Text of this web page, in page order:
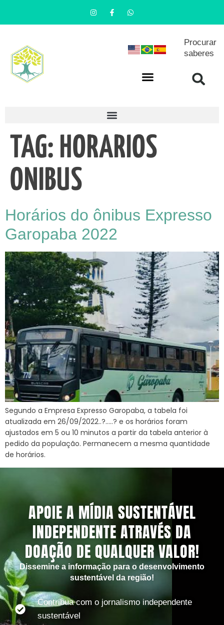
Procurar
saberes
TAG: HORARIOS
ONIBUS
Horários do ônibus Expresso
Garopaba 2022
Segundo a Empresa Expresso Garopaba, a tabela foi
atualizada em 26/09/2022..?…..? e os horários foram
ajustados em 5 ou 10 minutos a partir da tabela anterior à
pedido da população. Permanecem a mesma quantidade
de horários.
APOIE A MÍDIA SUSTENTÁVEL
INDEPENDENTE ATRAVÉS DA
DOAÇÃO DE QUALQUER VALOR!
Dissemine a informação para o desenvolvimento
sustentável da região!
Contribua com o jornalismo independente
sustentável